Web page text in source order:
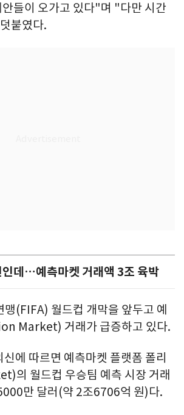
들이 오가고 있다"며 "다만 시간
붙였다.
인데…예측마켓 거래액 3조 육박
(FIFA) 월드컵 개막을 앞두고 예
Market) 거래가 급증하고 있다.
에 따르면 예측마켓 플랫폼 폴리
의 월드컵 우승팀 예측 시장 거래
만 달러(약 2조6706억 원)다.